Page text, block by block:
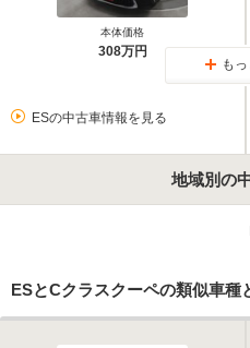
本体価格
308万円
も
ESの中古車情報を見る
地域別の
ESとCクラスクーペの類似車種